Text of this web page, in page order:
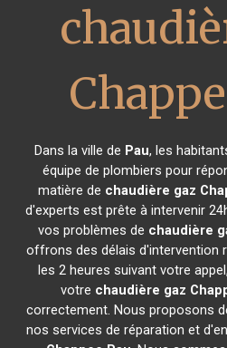
Dans la ville de Pau, les
équipe de plombiers pour
matière de chaudière gaz
d'experts est prête à intervenir
vos problèmes de chaudière
offrons des délais d'intervention
les 2 heures suivant votre
votre chaudière gaz
correctement. Nous proposons
nos services de réparation et